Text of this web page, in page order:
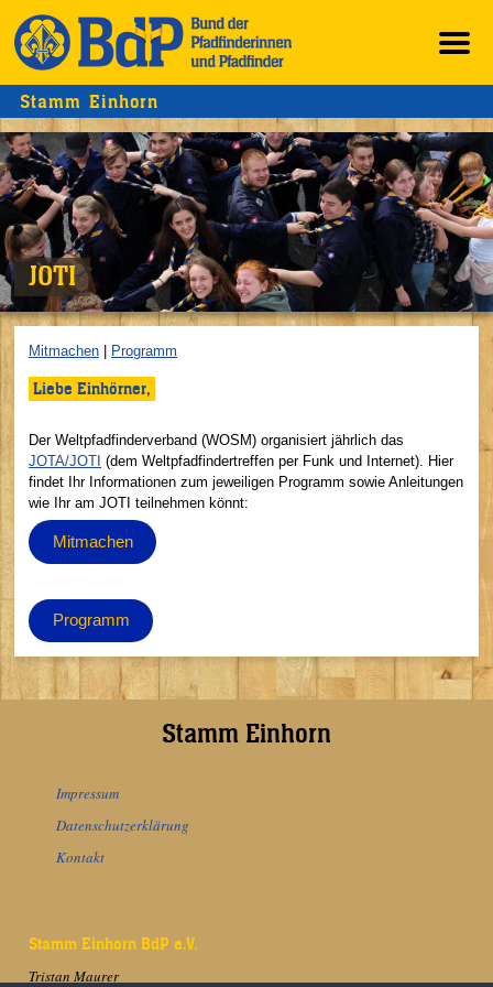
Stamm Einhorn
JOTI
Mitmachen Programm
Liebe Einhörner,
Der Weltpfadfinderverband (WOSM) organisiert jährlich das
JOTA/JOTI (dem Weltpfadfindertreffen per Funk und Internet). Hier
findet Ihr Informationen zum jeweiligen Programm sowie Anleitungen
wie Ihr am JOTI teilnehmen könnt:
Mitmachen
Programm
Stamm Einhorn
Impressum
Datenschutzerklärung
Kontakt
Stamm Einhorn BdP e.V.
Tristan Maurer